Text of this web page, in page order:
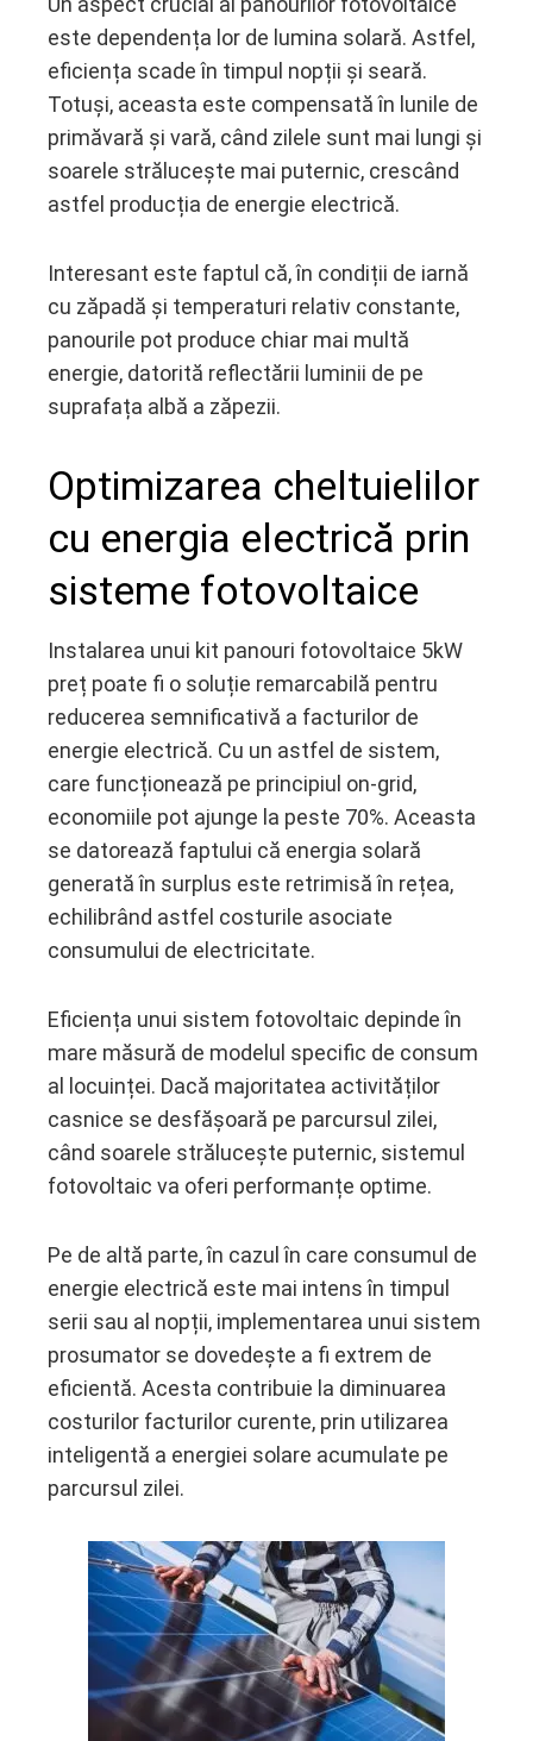
este dependența lor de lumina solară. Astfel,
eficiența scade în timpul nopții și seară.
Totuși, aceasta este compensată în lunile de
primăvară și vară, când zilele sunt mai lungi și
soarele strălucește mai puternic, crescând
astfel producția de energie electrică.
Interesant este faptul că, în condiții de iarnă
cu zăpadă și temperaturi relativ constante,
panourile pot produce chiar mai multă
energie, datorită reflectării luminii de pe
suprafața albă a zăpezii.
Optimizarea cheltuielilor
cu energia electrică prin
sisteme fotovoltaice
Instalarea unui kit panouri fotovoltaice 5kW
preț poate fi o soluție remarcabilă pentru
reducerea semnificativă a facturilor de
energie electrică. Cu un astfel de sistem,
care funcționează pe principiul on-grid,
economiile pot ajunge la peste 70%. Aceasta
se datorează faptului că energia solară
generată în surplus este retrimisă în rețea,
echilibrând astfel costurile asociate
consumului de electricitate.
Eficiența unui sistem fotovoltaic depinde în
mare măsură de modelul specific de consum
al locuinței. Dacă majoritatea activităților
casnice se desfășoară pe parcursul zilei,
când soarele strălucește puternic, sistemul
fotovoltaic va oferi performanțe optime.
Pe de altă parte, în cazul în care consumul de
energie electrică este mai intens în timpul
serii sau al nopții, implementarea unui sistem
prosumator se dovedește a fi extrem de
eficientă. Acesta contribuie la diminuarea
costurilor facturilor curente, prin utilizarea
inteligentă a energiei solare acumulate pe
parcursul zilei.